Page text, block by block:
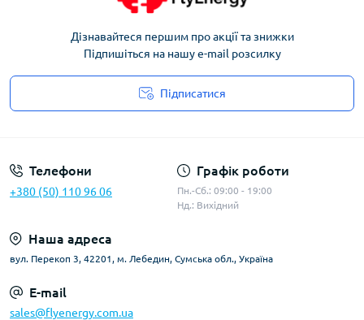
Дізнавайтеся першим про акції та знижки
Підпишіться на нашу e-mail розсилку
Підписатися
Телефони
+380 (50) 110 96 06
Графік роботи
Пн.-Сб.: 09:00 - 19:00
Нд.: Вихідний
Наша адреса
вул. Перекоп 3, 42201, м. Лебедин, Сумська обл., Україна
E-mail
sales@flyenergy.com.ua